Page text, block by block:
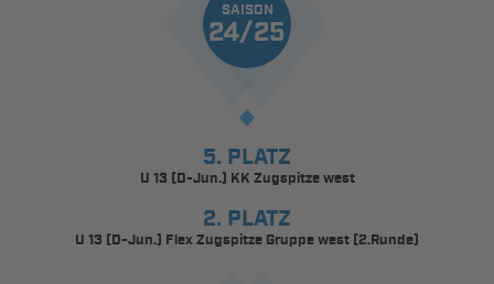
SAISON
24/25
5. PLATZ
U 13 (D-Jun.) KK Zugspitze west
2. PLATZ
U 13 (D-Jun.) Flex Zugspitze Gruppe west (2.Runde)